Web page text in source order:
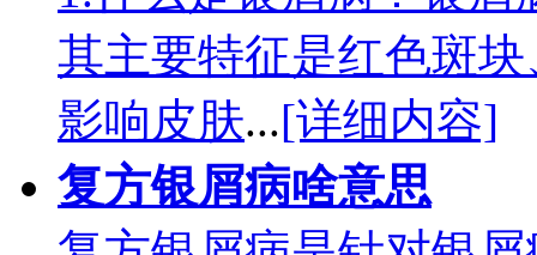
其主要特征是红色斑
影响皮肤...[详细内容]
复方银屑病啥意思